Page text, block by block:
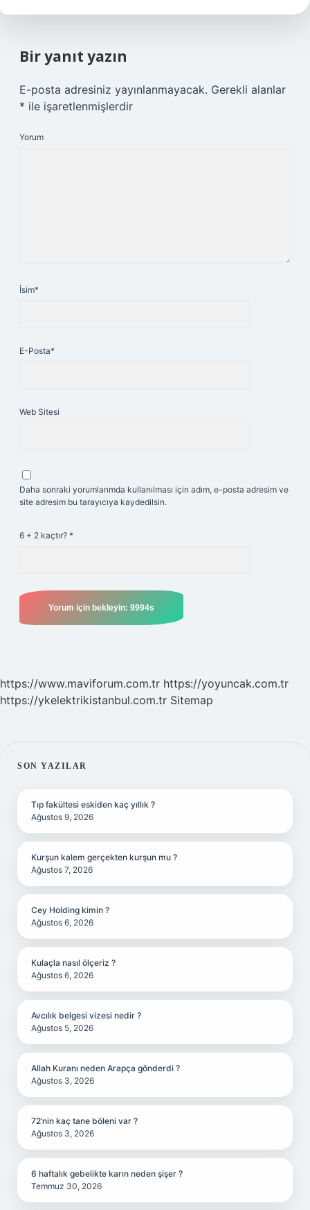
Bir yanıt yazın
E-posta adresiniz yayınlanmayacak. Gerekli alanlar
* ile işaretlenmişlerdir
Yorum
İsim*
E-Posta*
Web Sitesi
Daha sonraki yorumlarımda kullanılması için adım, e-posta adresim ve
site adresim bu tarayıcıya kaydedilsin.
6 + 2 kaçtır? *
https://www.maviforum.com.tr https://yoyuncak.com.tr
https://ykelektrikistanbul.com.tr Sitemap
SIDEBAR
SON YAZILAR
Tıp fakültesi eskiden kaç yıllık ?
Ağustos 9, 2026
Kurşun kalem gerçekten kurşun mu ?
Ağustos 7, 2026
Cey Holding kimin ?
Ağustos 6, 2026
Kulaçla nasıl ölçeriz ?
Ağustos 6, 2026
Avcılık belgesi vizesi nedir ?
Ağustos 5, 2026
Allah Kuranı neden Arapça gönderdi ?
Ağustos 3, 2026
72’nin kaç tane böleni var ?
Ağustos 3, 2026
6 haftalık gebelikte karın neden şişer ?
Temmuz 30, 2026